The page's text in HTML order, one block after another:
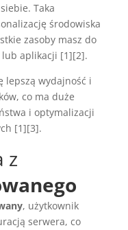
Taka
środowiska
zasoby masz do
aplikacji [1][2].
lepszą wydajność i
co ma duże
i optymalizacji
[1][3].
z
, użytkownik
serwera, co